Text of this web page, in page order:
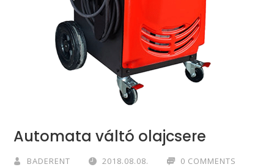
Automata váltó olajcsere
BADERENT 2018.08.08. 0 COMMENTS